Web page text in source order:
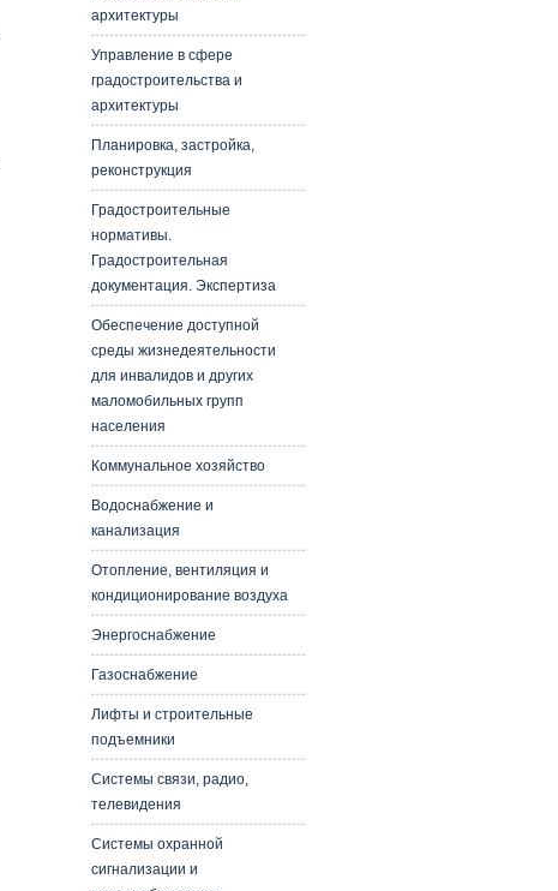
архитектуры
Управление в сфере
градостроительства и
архитектуры
Планировка, застройка,
реконструкция
Градостроительные
нормативы.
Градостроительная
документация. Экспертиза
Обеспечение доступной
среды жизнедеятельности
для инвалидов и других
маломобильных групп
населения
Коммунальное хозяйство
Водоснабжение и
канализация
Отопление, вентиляция и
кондиционирование воздуха
Энергоснабжение
Газоснабжение
Лифты и строительные
подъемники
Системы связи, радио,
телевидения
Системы охранной
сигнализации и